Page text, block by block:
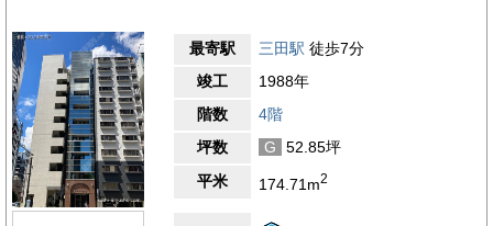
駅からの距離
設備
耐震性
エントランス
最寄駅 三田駅 徒歩7分
竣工
1988年
階数
4階
坪数
G
52.85坪
平米
174.71m2